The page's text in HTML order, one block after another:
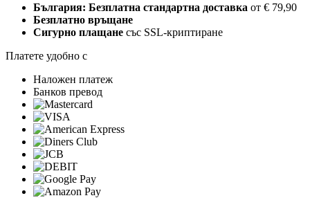
България: Безплатна стандартна доставка от € 79,90
Безплатно връщане
Сигурно плащане със SSL-криптиране
Платете удобно с
Наложен платеж
Банков превод